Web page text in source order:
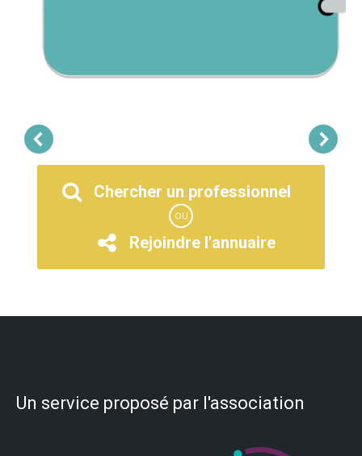
Chercher un professionnel
OU
Rejoindre l'annuaire
Un service proposé par l'association